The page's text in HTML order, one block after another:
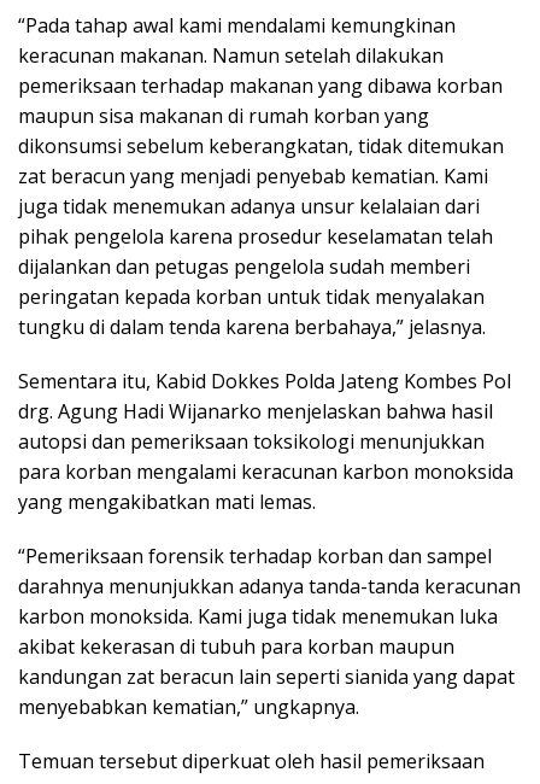
“Pada tahap awal kami mendalami kemungkinan
keracunan makanan. Namun setelah dilakukan
pemeriksaan terhadap makanan yang dibawa korban
maupun sisa makanan di rumah korban yang
dikonsumsi sebelum keberangkatan, tidak ditemukan
zat beracun yang menjadi penyebab kematian. Kami
juga tidak menemukan adanya unsur kelalaian dari
pihak pengelola karena prosedur keselamatan telah
dijalankan dan petugas pengelola sudah memberi
peringatan kepada korban untuk tidak menyalakan
tungku di dalam tenda karena berbahaya,” jelasnya.
Sementara itu, Kabid Dokkes Polda Jateng Kombes Pol
drg. Agung Hadi Wijanarko menjelaskan bahwa hasil
autopsi dan pemeriksaan toksikologi menunjukkan
para korban mengalami keracunan karbon monoksida
yang mengakibatkan mati lemas.
“Pemeriksaan forensik terhadap korban dan sampel
darahnya menunjukkan adanya tanda-tanda keracunan
karbon monoksida. Kami juga tidak menemukan luka
akibat kekerasan di tubuh para korban maupun
kandungan zat beracun lain seperti sianida yang dapat
menyebabkan kematian,” ungkapnya.
Temuan tersebut diperkuat oleh hasil pemeriksaan